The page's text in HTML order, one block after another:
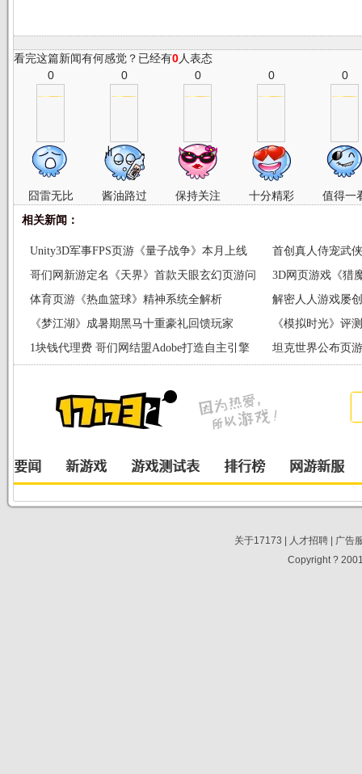
看完这篇新闻有何感觉？已经有0人表态
0
囧雷无比
0
酱油路过
0
保持关注
0
十分精彩
0
值得一
相关新闻：
Unity3D军事FPS页游《量子战争》本月上线
首创真人侍宠武
哥们网新游定名《天界》首款天眼玄幻页游问
世
3D网页游戏《猎
体育页游《热血篮球》精神系统全解析
解密人人游戏屡
DNA
《梦江湖》成暑期黑马十重豪礼回馈玩家
《模拟时光》评
1块钱代理费 哥们网结盟Adobe打造自主引擎
坦克世界公布页
关于17173 人才招聘|
广告
Copyright ?